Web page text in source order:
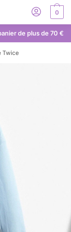
0
de plus de 70 €
Twice